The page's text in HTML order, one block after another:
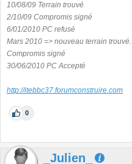
10/08/09 Terrain trouvé
2/10/09 Compromis signé
6/01/2010 PC refusé
Mars 2010 => nouveau terrain
Compromis signé
30/06/2010 PC Accepté
http://itebbc37.forumconstruire.com
0
_Julien_